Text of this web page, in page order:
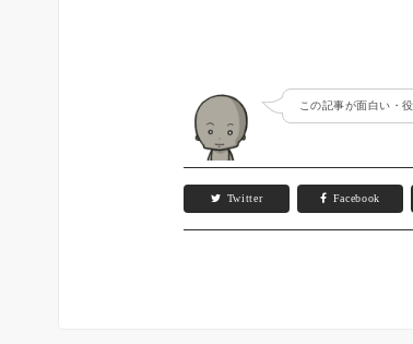
この記事が面白い・
Twitter Facebook